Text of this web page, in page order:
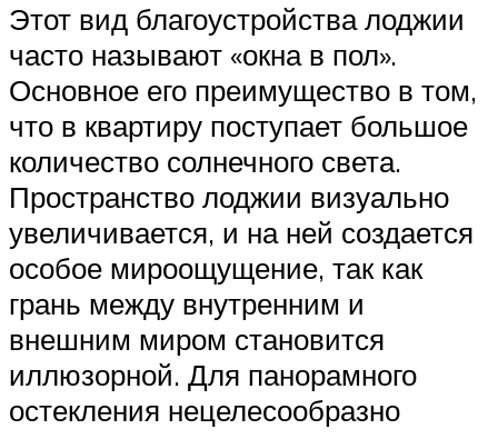
Этот вид благоустройства лоджии
часто называют «окна в пол».
Основное его преимущество в том,
что в квартиру поступает большое
количество солнечного света.
Пространство лоджии визуально
увеличивается, и на ней создается
особое мироощущение, так как
грань между внутренним и
внешним миром становится
иллюзорной. Для панорамного
остекления нецелесообразно